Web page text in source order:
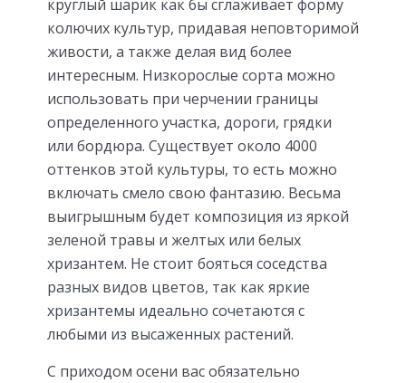
круглый шарик как бы сглаживает форму
колючих культур, придавая неповторимой
живости, а также делая вид более
интересным. Низкорослые сорта можно
использовать при черчении границы
определенного участка, дороги, грядки
или бордюра. Существует около 4000
оттенков этой культуры, то есть можно
включать смело свою фантазию. Весьма
выигрышным будет композиция из яркой
зеленой травы и желтых или белых
хризантем. Не стоит бояться соседства
разных видов цветов, так как яркие
хризантемы идеально сочетаются с
любыми из высаженных растений.
С приходом осени вас обязательно